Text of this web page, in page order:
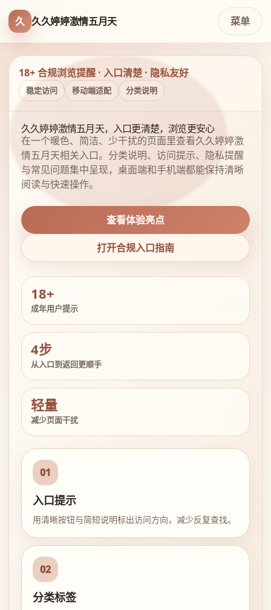
久 久久婷婷激情五月天 菜单
18+ 合规浏览提醒 · 入口清楚 · 隐私友好
稳定访问 移动端适配 分类说明
久久婷婷激情五月天，入口更清楚，浏览更安心
在一个暖色、简洁、少干扰的页面里查看久久婷婷激
情五月天相关入口。分类说明、访问提示、隐私提醒
与常见问题集中呈现，桌面端和手机端都能保持清晰
阅读与快速操作。
查看体验亮点
打开合规入口指南
18+
成年用户提示
4步
从入口到返回更顺手
轻量
减少页面干扰
01
入口提示
用清晰按钮与简短说明标出访问方向，减少反复查找。
02
分类标签